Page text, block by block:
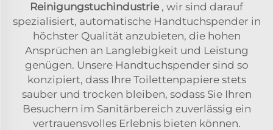
Reinigungstuchindustrie , wir sind darauf
spezialisiert, automatische Handtuchspender in
höchster Qualität anzubieten, die hohen
Ansprüchen an Langlebigkeit und Leistung
genügen. Unsere Handtuchspender sind so
konzipiert, dass Ihre Toilettenpapiere stets
sauber und trocken bleiben, sodass Sie Ihren
Besuchern im Sanitärbereich zuverlässig ein
vertrauensvolles Erlebnis bieten können.